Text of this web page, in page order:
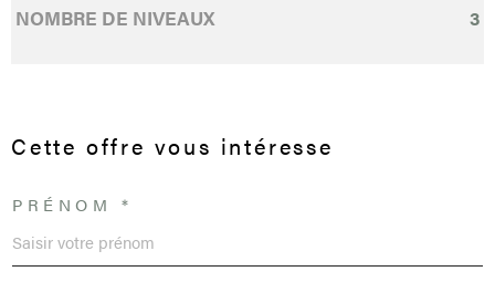
NOMBRE DE NIVEAUX 3
Cette offre vous intéresse
PRÉNOM *